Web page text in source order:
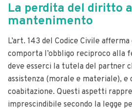
La perdita del diritto
mantenimento
L’art. 143 del Codice Civile
comporta l’obbligo reciproco alla
deve esserci la tutela del partner
assistenza (morale e materiale), e
coabitazione. Questi aspetti
imprescindibile secondo la legge